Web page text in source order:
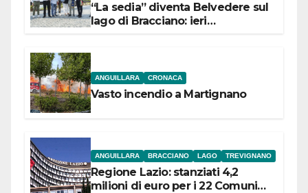
“La sedia” diventa Belvedere sul
lago di Bracciano: ieri
ANGUILLARA CRONACA
Vasto incendio a Martignano
ANGUILLARA BRACCIANO LAGO TREVIGNANO
Regione Lazio: stanziati 4,2
milioni di euro per i 22 Comuni